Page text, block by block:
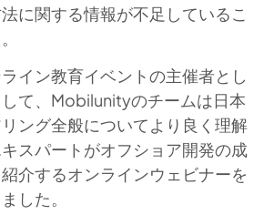
に関する情報が不足しているこ
イン教育イベントの主催者とし
て、Mobilunityのチームは日本
ング全般についてより良く理解
スパートがオフショア開発の成
介するオンラインウェビナーを
した。